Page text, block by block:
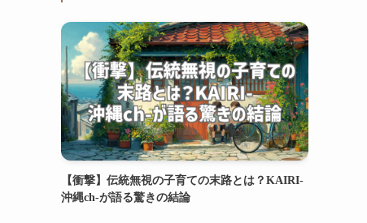
【衝撃】伝統無視の子育ての末路とは？KAIRI-
沖縄ch-が語る驚きの結論